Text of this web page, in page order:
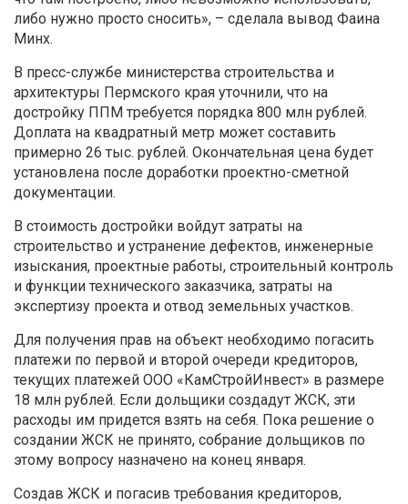
либо нужно просто сносить», – сделала вывод Фаина
Минх.
В пресс-службе министерства строительства и
архитектуры Пермского края уточнили, что на
достройку ППМ требуется порядка 800 млн рублей.
Доплата на квадратный метр может составить
примерно 26 тыс. рублей. Окончательная цена будет
установлена после доработки проектно-сметной
документации.
В стоимость достройки войдут затраты на
строительство и устранение дефектов, инженерные
изыскания, проектные работы, строительный контроль
и функции технического заказчика, затраты на
экспертизу проекта и отвод земельных участков.
Для получения прав на объект необходимо погасить
платежи по первой и второй очереди кредиторов,
текущих платежей ООО «КамСтройИнвест» в размере
18 млн рублей. Если дольщики создадут ЖСК, эти
расходы им придется взять на себя. Пока решение о
создании ЖСК не принято, собрание дольщиков по
этому вопросу назначено на конец января.
Создав ЖСК и погасив требования кредиторов,